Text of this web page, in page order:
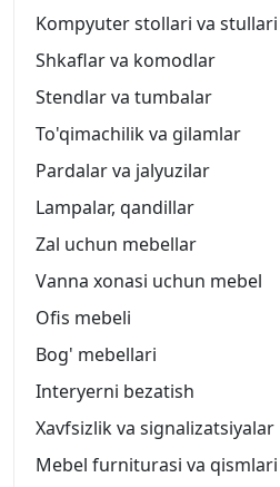
Kompyuter stollari va stullari
Shkaflar va komodlar
Stendlar va tumbalar
To'qimachilik va gilamlar
Pardalar va jalyuzilar
Lampalar, qandillar
Zal uchun mebellar
Vanna xonasi uchun mebel
Ofis mebeli
Bog' mebellari
Interyerni bezatish
Xavfsizlik va signalizatsiyalar
Mebel furniturasi va qismlari